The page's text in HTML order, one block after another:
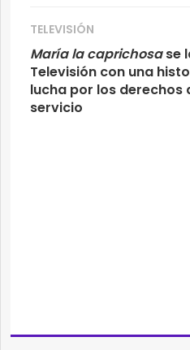
TELEVISIÓN
María la caprichosase
Televisión con una
lucha por los derechos
servicio